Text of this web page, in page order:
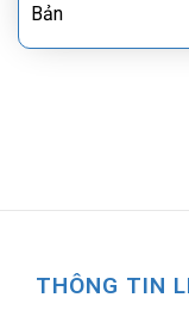
Bản
THÔNG TIN